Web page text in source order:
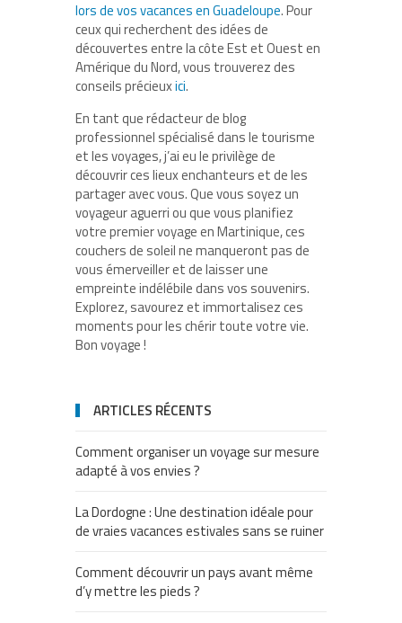
lors de vos vacances en Guadeloupe. Pour
ceux qui recherchent des idées de
découvertes entre la côte Est et Ouest en
Amérique du Nord, vous trouverez des
conseils précieuxici.
En tant que rédacteur de blog
professionnel spécialisé dans le tourisme
et les voyages, j’ai eu le privilège de
découvrir ces lieux enchanteurs et de les
partager avec vous. Que vous soyez un
voyageur aguerri ou que vous planifiez
votre premier voyage en Martinique, ces
couchers de soleil ne manqueront pas de
vous émerveiller et de laisser une
empreinte indélébile dans vos souvenirs.
Explorez, savourez et immortalisez ces
moments pour les chérir toute votre vie.
Bon voyage !
ARTICLES RÉCENTS
Comment organiser un voyage sur mesure
adapté à vos envies ?
La Dordogne : Une destination idéale pour
de vraies vacances estivales sans se ruiner
Comment découvrir un pays avant même
d’y mettre les pieds ?